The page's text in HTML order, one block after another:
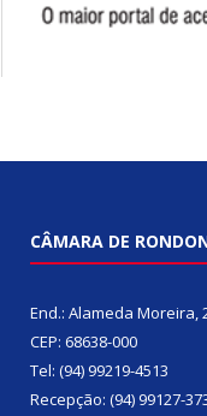
CÂMARA DE
End.: Alameda Moreira,
CEP: 68638-000
Tel: (94) 99219-4513
Recepção: (94) 99127-